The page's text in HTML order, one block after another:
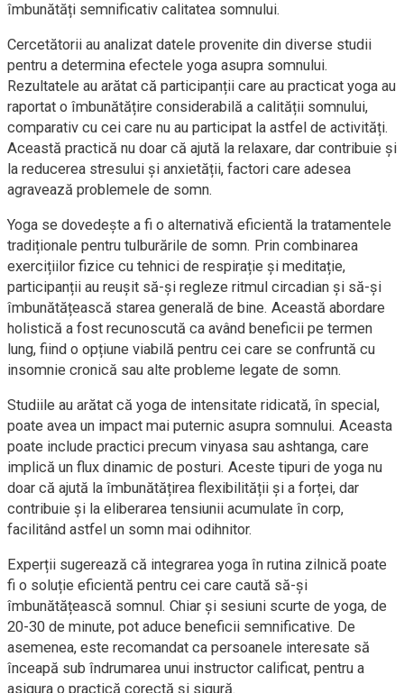
îmbunătăți semnificativ calitatea somnului.
Cercetătorii au analizat datele provenite din diverse studii
pentru a determina efectele yoga asupra somnului.
Rezultatele au arătat că participanții care au practicat yoga au
raportat o îmbunătățire considerabilă a calității somnului,
comparativ cu cei care nu au participat la astfel de activități.
Această practică nu doar că ajută la relaxare, dar contribuie și
la reducerea stresului și anxietății, factori care adesea
agravează problemele de somn.
Yoga se dovedește a fi o alternativă eficientă la tratamentele
tradiționale pentru tulburările de somn. Prin combinarea
exercițiilor fizice cu tehnici de respirație și meditație,
participanții au reușit să-și regleze ritmul circadian și să-și
îmbunătățească starea generală de bine. Această abordare
holistică a fost recunoscută ca având beneficii pe termen
lung, fiind o opțiune viabilă pentru cei care se confruntă cu
insomnie cronică sau alte probleme legate de somn.
Studiile au arătat că yoga de intensitate ridicată, în special,
poate avea un impact mai puternic asupra somnului. Aceasta
poate include practici precum vinyasa sau ashtanga, care
implică un flux dinamic de posturi. Aceste tipuri de yoga nu
doar că ajută la îmbunătățirea flexibilității și a forței, dar
contribuie și la eliberarea tensiunii acumulate în corp,
facilitând astfel un somn mai odihnitor.
Experții sugerează că integrarea yoga în rutina zilnică poate
fi o soluție eficientă pentru cei care caută să-și
îmbunătățească somnul. Chiar și sesiuni scurte de yoga, de
20-30 de minute, pot aduce beneficii semnificative. De
asemenea, este recomandat ca persoanele interesate să
înceapă sub îndrumarea unui instructor calificat, pentru a
asigura o practică corectă și sigură.